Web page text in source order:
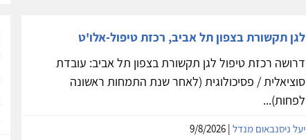
לגן תקשורת בצפון תל אביב, רכזת טיפול-אלו'ט
דרושה רכזת טיפול לגן תקשורת בצפון תל אביב: עובדת
סוציאלית / פסיכולוגית (לאחר שנת התמחות ראשונה
לפחות)...
יעל ניסנבאום מנדל| 9/8/2026